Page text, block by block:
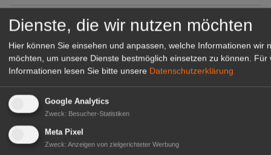
05:06
ifo: Unternehmen bauen weniger
Stellen ab
GABOT Top-Jobs
Dienste, die wir nutzen möchten
Hier können Sie einsehen und anpassen, welche Informationen wir
möchten, um unsere Dienste bestmöglich einsetzen zu können. Für
Informationen lesen Sie bitte unsere Datenschutzerklärung
Google Analytics
Zweck: Besucher-Statistiken
Meta Pixel
Zweck: Anzeigen von zielgerichteter Werbung